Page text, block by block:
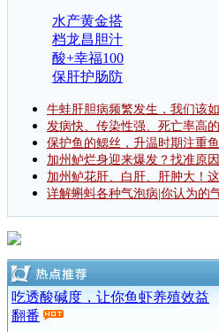
水产黄金搭
档龙昌胆汁
酸+幸福100
保肝护肠防
牛蛙肝胆病频繁发生，我们该
发病快、传染性强、死亡率高
保护鱼的鳃丝，升温时期注重
加州鲈烂身迎来爆发？找准原
加州鲈花肝、白肝、肝肿大！
详解蝌蚪各种气泡病|你认为的
吃透酸碱度，让你鱼虾养殖效益
翻番